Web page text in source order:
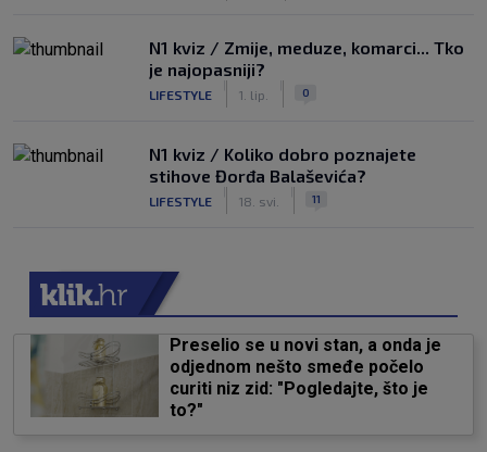
N1 kviz / Zmije, meduze, komarci... Tko
je najopasniji?
LIFESTYLE 1. lip. 0
N1 kviz / Koliko dobro poznajete
stihove Đorđa Balaševića?
LIFESTYLE 18. svi. 11
Preselio se u novi stan, a onda je
odjednom nešto smeđe počelo
curiti niz zid: "Pogledajte, što je
to?"